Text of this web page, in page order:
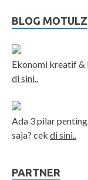
BLOG MOTULZ
Ekonomi kreatif &
di sini..
Ada 3 pilar
saja? cekdi sini..
PARTNER